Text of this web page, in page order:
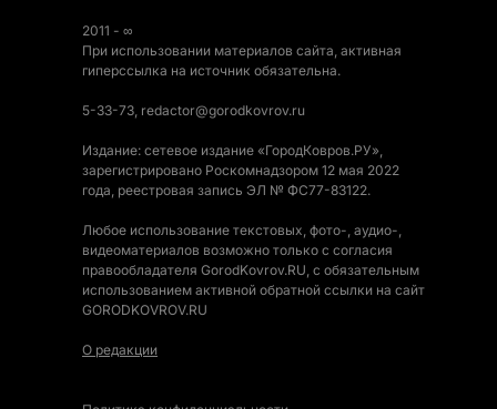
2011 - ∞
При использовании материалов сайта, активная
гиперссылка на источник обязательна.
5-33-73, redactor@gorodkovrov.ru
Издание: сетевое издание «ГородКовров.РУ»,
зарегистрировано Роскомнадзором 12 мая 2022
года, реестровая запись ЭЛ № ФС77-83122.
Любое использование текстовых, фото-, аудио-,
видеоматериалов возможно только с согласия
правообладателя GorodKovrov.RU, с обязательным
использованием активной обратной ссылки на сайт
GORODKOVROV.RU
О редакции